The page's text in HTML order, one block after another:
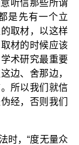
听信那些所谓
是先有一个立
取材，以这样
材的时候应该
术研究最重要
边、舍那边，
所以我们就信
经，否则我们
时，“度无量众